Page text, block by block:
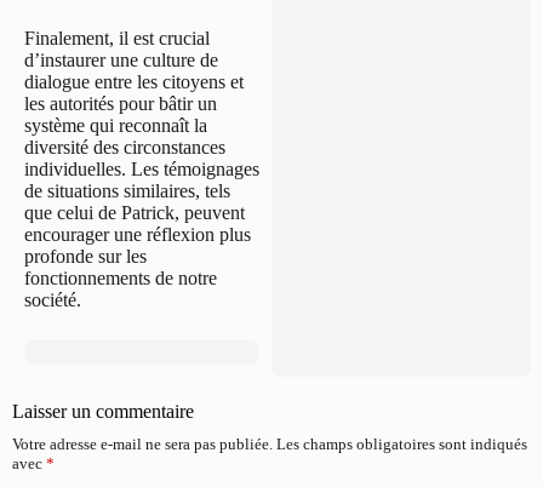
Finalement, il est crucial
d’instaurer une culture de
dialogue entre les citoyens et
les autorités pour bâtir un
système qui reconnaît la
diversité des circonstances
individuelles. Les témoignages
de situations similaires, tels
que celui de Patrick, peuvent
encourager une réflexion plus
profonde sur les
fonctionnements de notre
société.
Laisser un commentaire
Votre adresse e-mail ne sera pas publiée. Les champs obligatoires sont indiqués
avec *